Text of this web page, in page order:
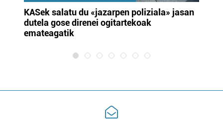
KASek salatu du «jazarpen poliziala» jasan
dutela gose direnei ogitartekoak
emateagatik